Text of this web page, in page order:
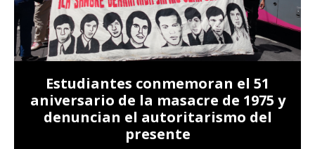
Estudiantes conmemoran el 51
aniversario de la masacre de 1975 y
denuncian el autoritarismo del
presente